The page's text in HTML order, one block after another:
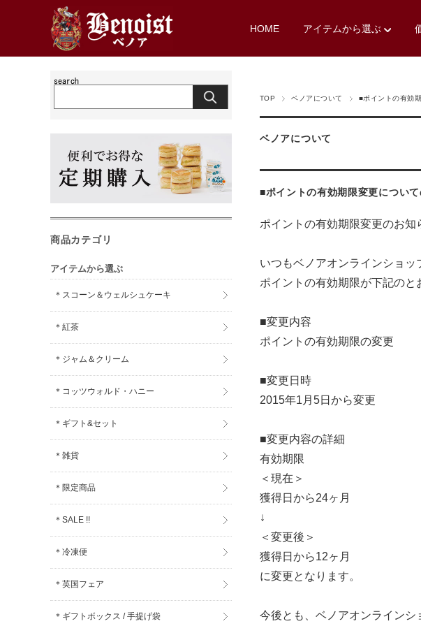
HOME アイテムから選ぶ
TOP ベノアについて ■ポイントの有効
ベノアについて
■ポイントの有効期限変更について
ポイントの有効期限変更のお知
いつもベノアオンラインショッ
ポイントの有効期限が下記のと
■変更内容
ポイントの有効期限の変更
■変更日時
2015年1月5日から変更
■変更内容の詳細
有効期限
＜現在＞
獲得日から24ヶ月
↓
＜変更後＞
獲得日から12ヶ月
に変更となります。
今後とも、ベノアオンラインシ
商品カテゴリ
アイテムから選ぶ
＊スコーン＆ウェルシュケーキ
＊紅茶
＊ジャム＆クリーム
＊コッツウォルド・ハニー
＊ギフト&セット
＊雑貨
＊限定商品
＊SALE !!
＊冷凍便
＊英国フェア
＊ギフトボックス / 手提げ袋